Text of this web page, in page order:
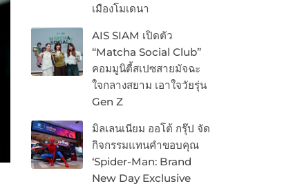
เมืองโมเดนา
AIS SIAM เปิดตัว
“Matcha Social Club”
คอมมูนิตี้สเปซสายมัจฉะ
ใจกลางสยาม เอาใจวัยรุ่น
Gen Z
มิลเลนเนียม ออโต้ กรุ๊ป จัด
กิจกรรมแทนคำขอบคุณ
‘Spider-Man: Brand
New Day Exclusive